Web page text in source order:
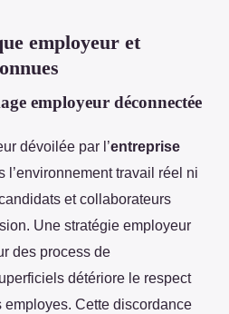
employeur et
employeur déconnectée
dévoilée par l’entreprise
l’environnement travail réel ni
et collaborateurs
Une stratégie employeur
des process de
détériore le respect
Cette discordance